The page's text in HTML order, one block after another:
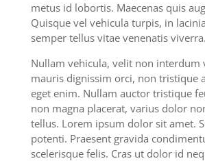
metus id lobortis. Maecenas quis
Quisque vel vehicula turpis, in
semper tellus vitae venenatis viverra.
Nullam vehicula, velit non interdum
mauris dignissim orci, non tristique
eget enim. Nullam auctor tristique
non magna placerat, varius dolor
tellus. Lorem ipsum dolor sit amet.
potenti. Praesent gravida
scelerisque felis. Cras ut dolor id